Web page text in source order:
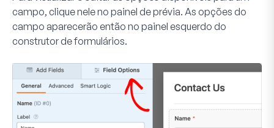
campo, clique nele no painel de prévia. As opções do
campo aparecerão então no painel esquerdo do
construtor de formulários.